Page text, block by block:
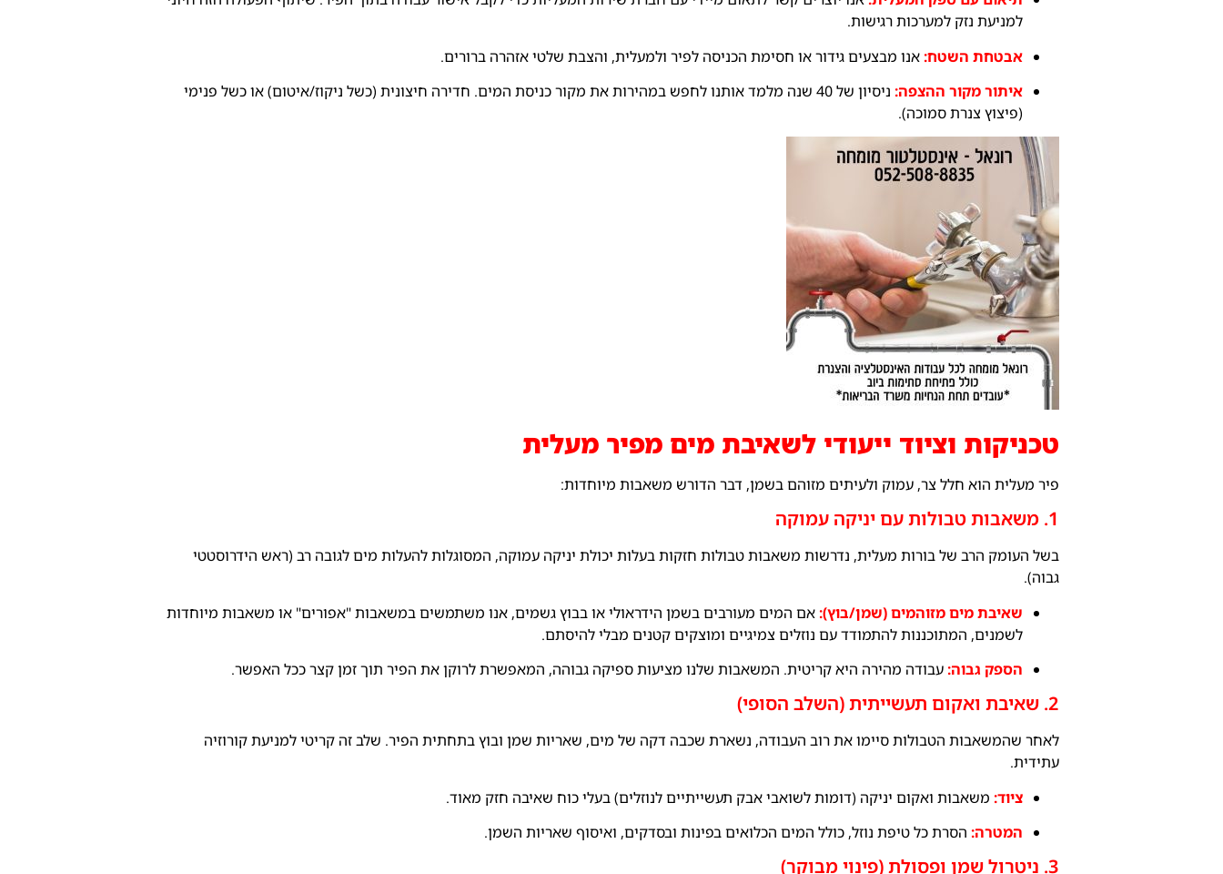
למניעת נזק למערכות רגישות.
אבטחת השטח:אנו מבצעים גידור או חסימת הכניסה לפיר ולמעלית, והצבת שלטי אזהרה ברורים.
איתור מקור ההצפה:
ניסיון של 40 שנה מלמד אותנו לחפש במהירות את מקור כניסת המים. חדירה חיצונית (כשל ניקוז/איטום) או כשל פנימי
(פיצוץ צנרת סמוכה).
טכניקות וציוד ייעודי לשאיבת מים מפיר מעלית
פיר מעלית הוא חלל צר, עמוק ולעיתים מזוהם בשמן, דבר הדורש משאבות מיוחדות:
1. משאבות טבולות עם יניקה עמוקה
בשל העומק הרב של בורות מעלית, נדרשות משאבות טבולות חזקות בעלות יכולת יניקה עמוקה, המסוגלות להעלות מים לגובה רב (ראש הידרוסטטי
גבוה).
שאיבת מים מזוהמים (שמן/בוץ):אם המים מעורבים בשמן הידראולי או בבוץ גשמים, אנו משתמשים במשאבות "אפורים" או משאבות מיוחדות
לשמנים, המתוכננות להתמודד עם נוזלים צמיגיים ומוצקים קטנים מבלי להיסתם.
הספק גבוה:עבודה מהירה היא קריטית. המשאבות שלנו מציעות ספיקה גבוהה, המאפשרת לרוקן את הפיר תוך זמן קצר ככל האפשר.
2. שאיבת ואקום תעשייתית (השלב הסופי)
לאחר שהמשאבות הטבולות סיימו את רוב העבודה, נשארת שכבה דקה של מים, שאריות שמן ובוץ בתחתית הפיר. שלב זה קריטי למניעת קורוזיה
עתידית.
ציוד: משאבות ואקום יניקה (דומות לשואבי אבק תעשייתיים לנוזלים) בעלי כוח שאיבה חזק מאוד.
המטרה: הסרת כל טיפת נוזל, כולל המים הכלואים בפינות ובסדקים, ואיסוף שאריות השמן.
3. ניטרול שמן ופסולת (פינוי מבוקר)